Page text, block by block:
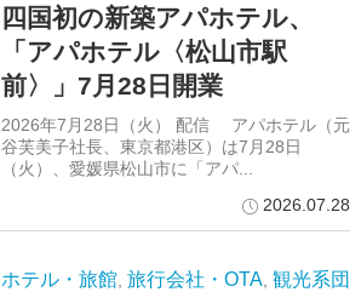
四国初の新築アパホテル、
「アパホテル〈松山市駅
前〉」7月28日開業
2026年7月28日（火） 配信 アパホテル（元
谷芙美子社長、東京都港区）は7月28日
（火）、愛媛県松山市に「アパ...
2026.07.28
ホテル・旅館, 旅行会社・OTA, 観光系団